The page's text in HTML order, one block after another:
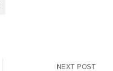
NEXT POST